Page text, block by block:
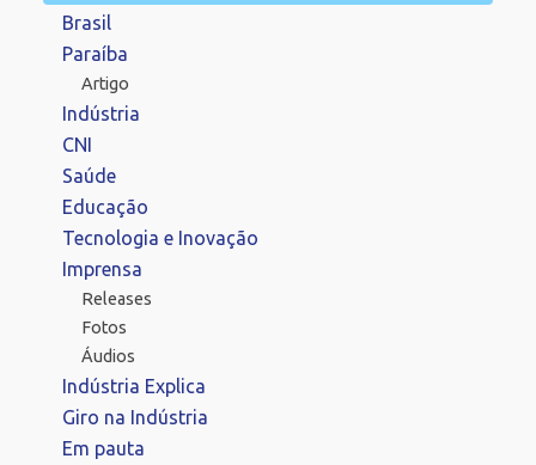
Brasil
Paraíba
Artigo
Indústria
CNI
Saúde
Educação
Tecnologia e Inovação
Imprensa
Releases
Fotos
Áudios
Indústria Explica
Giro na Indústria
Em pauta